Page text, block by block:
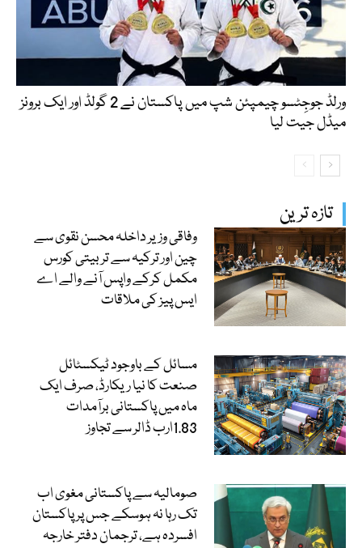
تازہ ترین
وفاقی وزیر داخلہ محسن نقوی سے
چین اور ترکیہ سے تربیتی کورس
مکمل کرکے واپس آنے والے اے
ایس پیز کی ملاقات
مسائل کے باوجود ٹیکسٹائل
صنعت کا نیا ریکارڈ، صرف ایک
ماہ میں پاکستانی برآمدات
1.83ارب ڈالر سے تجاوز
صومالیہ سے پاکستانی مغوی اب
تک رہا نہ ہوسکے جس پر پاکستان
افسردہ ہے، ترجمان دفتر خارجہ
ورلڈ جوجِٹسو چیمپئن شپ میں پاکستان نے 2 گولڈ اور ایک برونز
میڈل جیت لیا